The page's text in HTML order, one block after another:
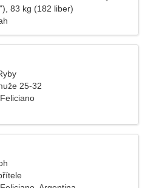
83 kg (182 liber)
25-32